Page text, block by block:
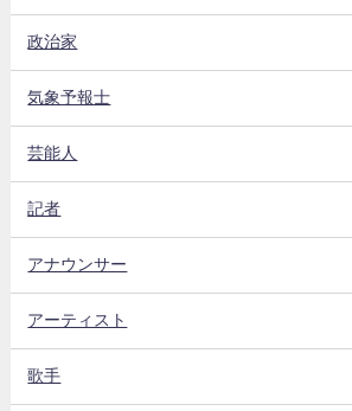
政治家
気象予報士
芸能人
記者
アナウンサー
アーティスト
歌手